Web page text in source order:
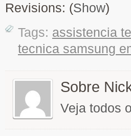
Revisions: (Show)
Tags: assistencia
tecnica samsung
Sobre
Veja todos